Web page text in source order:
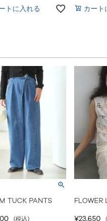
トに入れる カート
TUCK PANTS
税込
FLOWER
¥23,650